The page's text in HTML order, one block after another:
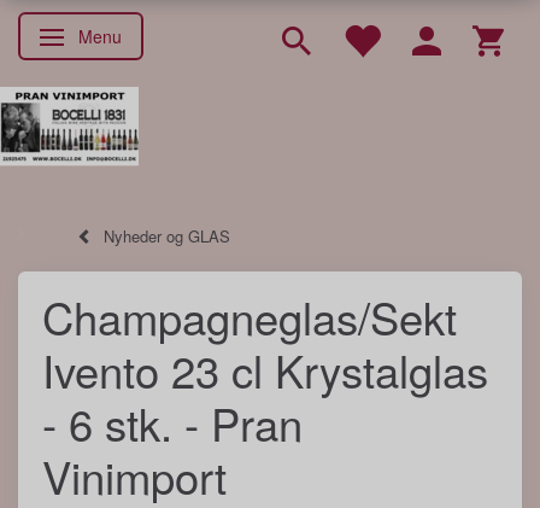
Skifte navigation
Menu
Nyheder og GLAS
Champagneglas/Sekt
Ivento 23 cl Krystalglas
- 6 stk. - Pran
Vinimport